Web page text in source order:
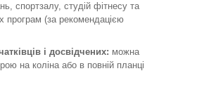
спортзалу, студій фітнесу та
програм (за рекомендацією
і досвідчених: можна
на коліна або в повній планці